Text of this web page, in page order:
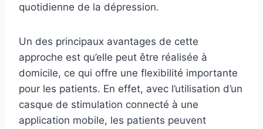
quotidienne de la dépression.
Un des principaux avantages de cette
approche est qu’elle peut être réalisée à
domicile, ce qui offre une flexibilité importante
pour les patients. En effet, avec l’utilisation d’un
casque de stimulation connecté à une
application mobile, les patients peuvent